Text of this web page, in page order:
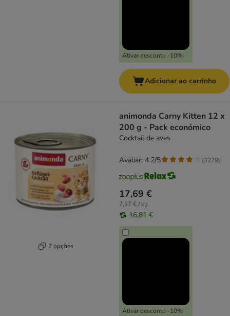
Ativar desconto -10%
Adicionar ao carrinho
7 opções
animonda Carny Kitten 12 x
200 g - Pack económico
Cocktail de aves
17,69 €
7,37 € / kg
16,81 €
Ativar desconto -10%
Avaliar: 4.2/5 (3279)